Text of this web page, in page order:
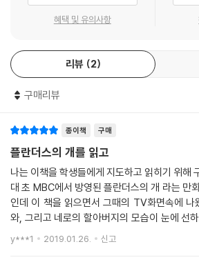
혜택 및 유의사항
리뷰 2
구매리뷰
종이책 구매
플란더스의 개를 읽고
나는 이책을 학생들에게 지도하고 읽히기 위해
대 초 MBC에서 방영된 플란더스의 개 라는 만
인데 이 책을 읽으면서 그때의 TV화면속에 나
와, 그리고 네로의 할아버지의 모습이 눈에 선
금도 생생히 기억이난다. 주인공 네로는 그의
에서 어렵게 살고
y***1 2019.01.26. 신고